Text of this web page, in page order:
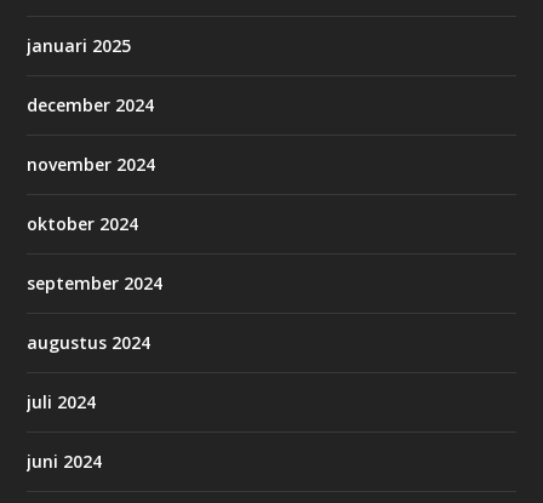
januari 2025
december 2024
november 2024
oktober 2024
september 2024
augustus 2024
juli 2024
juni 2024